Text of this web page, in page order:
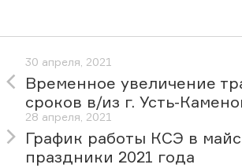
30 апреля, 2021
Временное увеличение
сроков в/из г. Усть-
28 апреля, 2021
График работы КСЭ в
праздники 2021 года